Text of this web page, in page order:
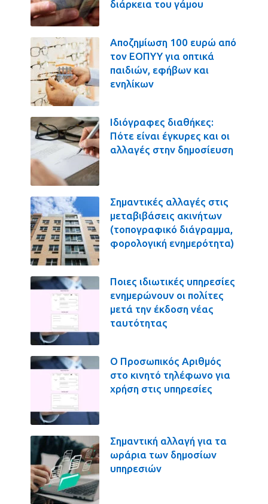
διάρκεια του γάμου
Αποζημίωση 100 ευρώ από
τον ΕΟΠΥΥ για οπτικά
παιδιών, εφήβων και
ενηλίκων
Ιδιόγραφες διαθήκες:
Πότε είναι έγκυρες και οι
αλλαγές στην δημοσίευση
Σημαντικές αλλαγές στις
μεταβιβάσεις ακινήτων
(τοπογραφικό διάγραμμα,
φορολογική ενημερότητα)
Ποιες ιδιωτικές υπηρεσίες
ενημερώνουν οι πολίτες
μετά την έκδοση νέας
ταυτότητας
Ο Προσωπικός Αριθμός
στο κινητό τηλέφωνο για
χρήση στις υπηρεσίες
Σημαντική αλλαγή για τα
ωράρια των δημοσίων
υπηρεσιών